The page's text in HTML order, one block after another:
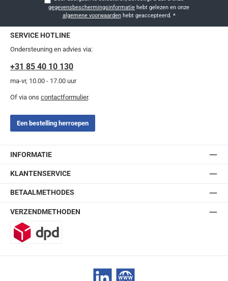
gegevensbeschermingsinformatie
algemene voorwaardenhebt geaccepteerd. *
SERVICE HOTLINE
Ondersteuning en advies via:
+31 85 40 10 130
ma-vr, 10.00 - 17.00 uur
Of via ons contactformulier.
Een bestelling herroepen
INFORMATIE
KLANTENSERVICE
BETAALMETHODES
VERZENDMETHODEN